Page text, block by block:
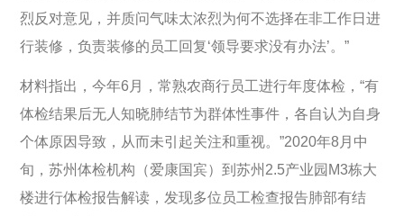
烈反对意见，并质问气味太浓烈为何不选择在非工作日进
行装修，负责装修的员工回复‘领导要求没有办法’。”
材料指出，今年6月，常熟农商行员工进行年度体检，“有
体检结果后无人知晓肺结节为群体性事件，各自认为自身
个体原因导致，从而未引起关注和重视。”2020年8月中
旬，苏州体检机构（爱康国宾）到苏州2.5产业园M3栋大
楼进行体检报告解读，发现多位员工检查报告肺部有结